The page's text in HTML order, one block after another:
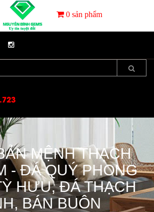
0 sản phẩm
MỆNH THẠCH
- ĐÁ QUÝ PHONG
HƯU, ĐÁ THẠCH
BÁN BUÔN